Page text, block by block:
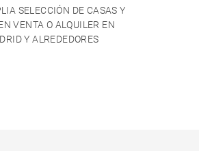
SELECCIÓN DE CASAS Y
VENTA O ALQUILER EN
Y ALREDEDORES